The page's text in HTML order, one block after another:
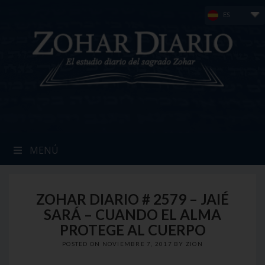
ES
MENÚ
ZOHAR DIARIO # 2579 – JAIÉ
SARÁ – CUANDO EL ALMA
PROTEGE AL CUERPO
POSTED ON NOVIEMBRE 7, 2017 BY ZION